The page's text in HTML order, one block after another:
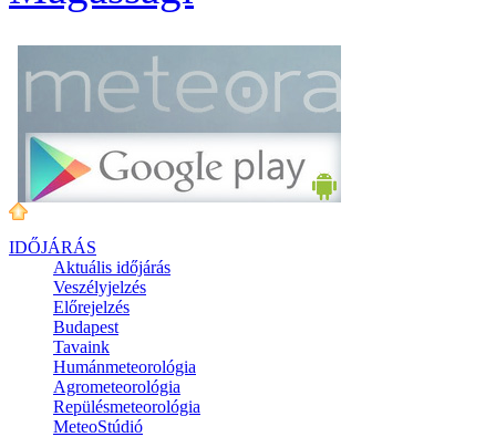
IDŐJÁRÁS
Aktuális időjárás
Veszélyjelzés
Előrejelzés
Budapest
Tavaink
Humánmeteorológia
Agrometeorológia
Repülésmeteorológia
MeteoStúdió